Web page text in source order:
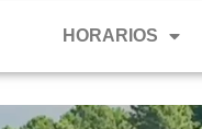
HORARIOS